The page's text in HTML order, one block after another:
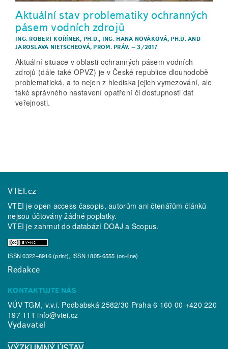
Aktuální stav problematiky ochranných
pásem vodních zdrojů
ING. ROBERT KOŘÍNEK, PH.D., ING. HANA NOVÁKOVÁ, PH.D.AND
JAROSLAVA NIETSCHEOVÁ, PROM. PRÁV. –3/2017
Aktuální situace v oblasti ochranných pásem vodních
zdrojů (dále také OPVZ) je v České republice dlouhodobě
problematická, a to nejen z hlediska jejich vymezování, ale
také správného nastavení opatření či dostupnosti dat
veřejnosti.
VTEI.cz
VTEI je open access časopis, autorům ani čtenářům článků
nejsou účtovány žádné poplatky.
VTEI je zahrnut do databází DOAJ a Scopus.
ISSN 0322–8916 (print), ISSN 1805-6555 (on-line)
Redakce
KONTAKTUJTE NÁS
VÚV TGM, v.v.i. Podbabská 2582/30 Praha 6 160 00 +420 220
197 111info@vtei.cz
Vydavatel